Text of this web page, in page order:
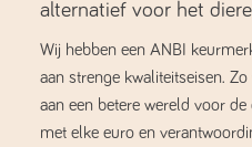
alternatief voor het
Wij hebben een ANBI
aan strenge kwaliteitseisen.
aan een betere wereld voor
met elke euro en